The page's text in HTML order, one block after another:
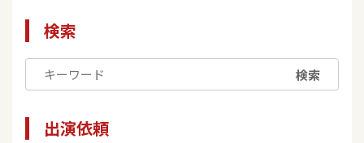
検索
検索
出演依頼